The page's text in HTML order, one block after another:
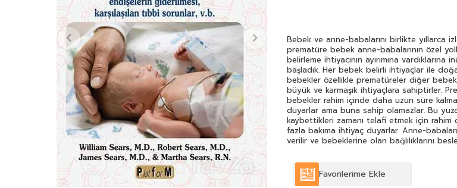
Bebek ve anne-babalarını birlikte yıllarca
prematüre bebek anne-babalarının özel
belirleme ihtiyacının ayırımına vardıklarına
başladık. Her bebek belirli ihtiyaçlar ile
bebekler özellikle prematüreler diğer
büyük ve karmaşık ihtiyaçlara sahiptirler.
bebekler rahim içinde daha uzun süre
duyarlar ama buna sahip olamazlar. Bu
kaybettikleri zamanı telafi etmek için rahim
fazla bakıma ihtiyaç duyarlar. Anne-
verilir ve bebeklerine olan bağlılıklarını
üst seviyelere çıkar. Bu seviye prematüre
ihtiyaç seviyesi ile uyumludur. Sonuç olarak
ve onların prematüre bebeği birbirleri için
Favorilerime Ekle